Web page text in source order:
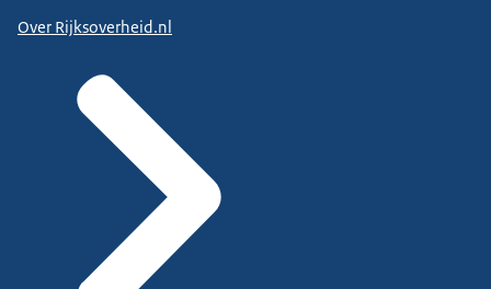
Over Rijksoverheid.nl